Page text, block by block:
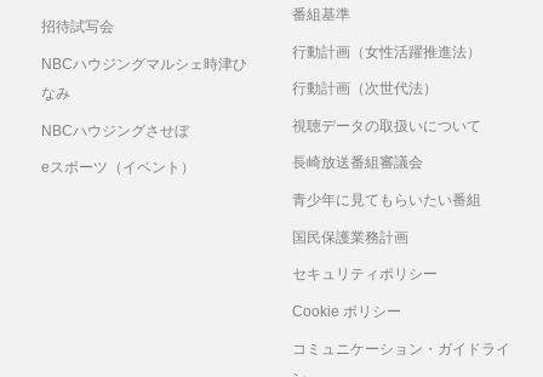
招待試写会
NBCハウジングマルシェ時津ひ
なみ
NBCハウジングさせぼ
eスポーツ（イベント）
番組基準
行動計画（女性活躍推進法）
行動計画（次世代法）
視聴データの取扱いについて
長崎放送番組審議会
青少年に見てもらいたい番組
国民保護業務計画
セキュリティポリシー
Cookie ポリシー
コミュニケーション・ガイドライ